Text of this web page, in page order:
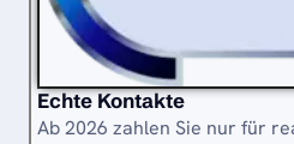
Echte Kontakte
Ab 2026 zahlen Sie nur für